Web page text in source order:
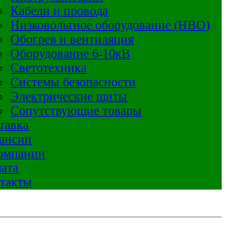
Кабели и провода
Низковольтное оборудование (НВО)
Обогрев и вентиляция
Оборудование 6-10кВ
Светотехника
Системы безопасности
Электрические щиты
Сопутствующие товары